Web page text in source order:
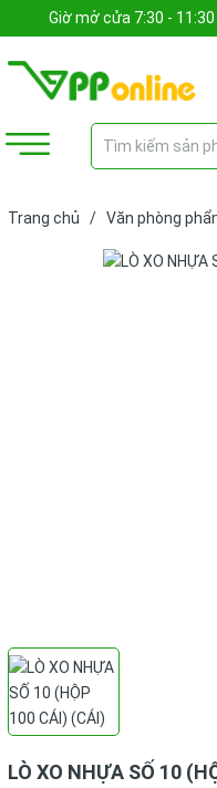
Giờ mở cửa 7:30 -
Trang chủ / Văn phòng
LÒ XO NHỰA SỐ 10